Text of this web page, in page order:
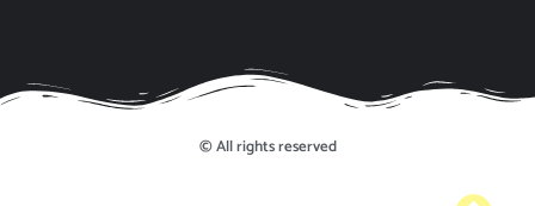
© All rights reserved